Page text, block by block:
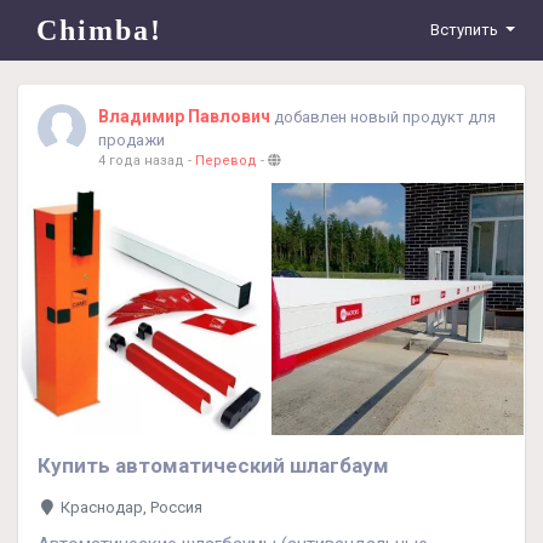
Chimba! Вступить
Владимир Павлович добавлен новый продукт для
продажи
4 года назад - Перевод -
Купить автоматический шлагбаум
Краснодар, Россия